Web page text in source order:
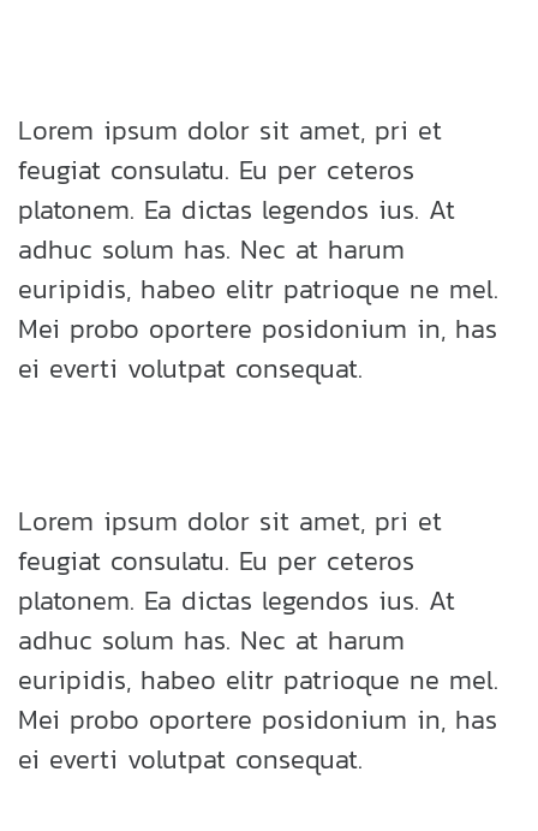
Lorem ipsum dolor sit amet, pri et
feugiat consulatu. Eu per ceteros
platonem. Ea dictas legendos ius. At
adhuc solum has. Nec at harum
euripidis, habeo elitr patrioque ne mel.
Mei probo oportere posidonium in, has
ei everti volutpat consequat.
Lorem ipsum dolor sit amet, pri et
feugiat consulatu. Eu per ceteros
platonem. Ea dictas legendos ius. At
adhuc solum has. Nec at harum
euripidis, habeo elitr patrioque ne mel.
Mei probo oportere posidonium in, has
ei everti volutpat consequat.